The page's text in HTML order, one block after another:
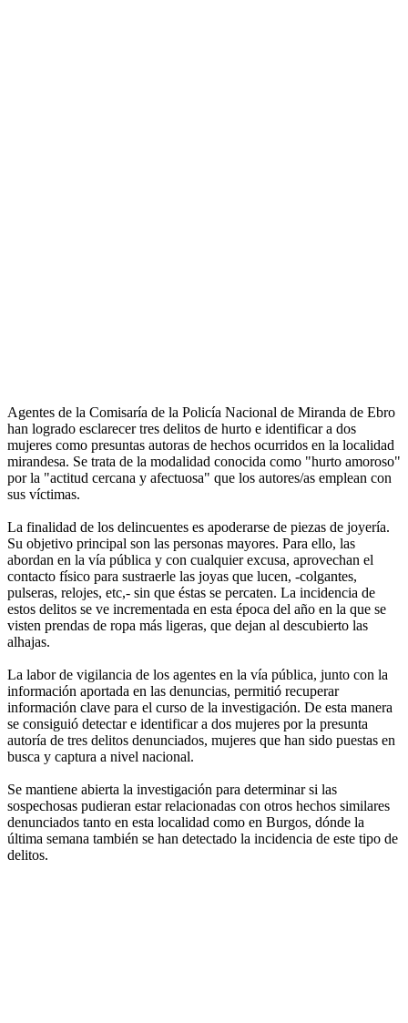
Agentes de la Comisaría de la Policía Nacional de Miranda de Ebro
han logrado esclarecer tres delitos de hurto e identificar a dos
mujeres como presuntas autoras de hechos ocurridos en la localidad
mirandesa. Se trata de la modalidad conocida como "hurto amoroso"
por la "actitud cercana y afectuosa" que los autores/as emplean con
sus víctimas.
La finalidad de los delincuentes es apoderarse de piezas de joyería.
Su objetivo principal son las personas mayores. Para ello, las
abordan en la vía pública y con cualquier excusa, aprovechan el
contacto físico para sustraerle las joyas que lucen, -colgantes,
pulseras, relojes, etc,- sin que éstas se percaten. La incidencia de
estos delitos se ve incrementada en esta época del año en la que se
visten prendas de ropa más ligeras, que dejan al descubierto las
alhajas.
La labor de vigilancia de los agentes en la vía pública, junto con la
información aportada en las denuncias, permitió recuperar
información clave para el curso de la investigación. De esta manera
se consiguió detectar e identificar a dos mujeres por la presunta
autoría de tres delitos denunciados, mujeres que han sido puestas en
busca y captura a nivel nacional.
Se mantiene abierta la investigación para determinar si las
sospechosas pudieran estar relacionadas con otros hechos similares
denunciados tanto en esta localidad como en Burgos, dónde la
última semana también se han detectado la incidencia de este tipo de
delitos.